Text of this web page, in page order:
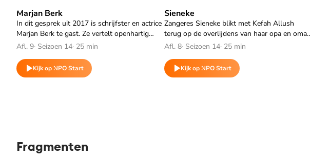
Marjan Berk
In dit gesprek uit 2017 is schrijfster en actrice
Marjan Berk te gast. Ze vertelt openhartig
over het verlies van haar moeder, die overleed
Afl. 9· Seizoen 14· 25 min
Kijk op NPO Start
Speel "Marjan Berk" af Sieneke
Zangeres Sieneke blikt met Kefah Allush
terug op de overlijdens van haar opa en oma,
de beschieting van haar ouderlijk huis en haar
opnieuw moest beginnen.
Afl. 8· Seizoen 14· 25 min
Kijk op NPO Start
Speel "Sieneke" af
Fragmenten